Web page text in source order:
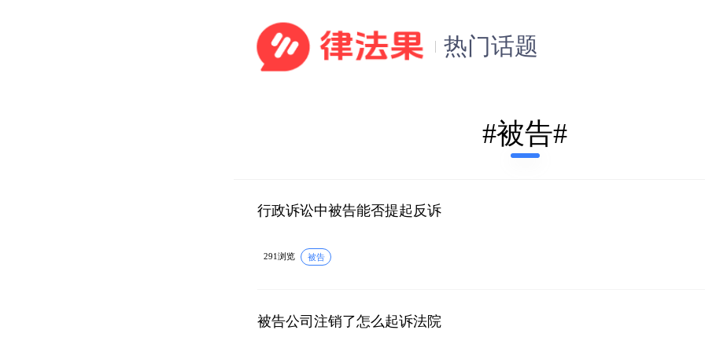
热门话题
#被告#
行政诉讼中被告能否提起反诉
291浏览 被告
被告公司注销了怎么起诉法院